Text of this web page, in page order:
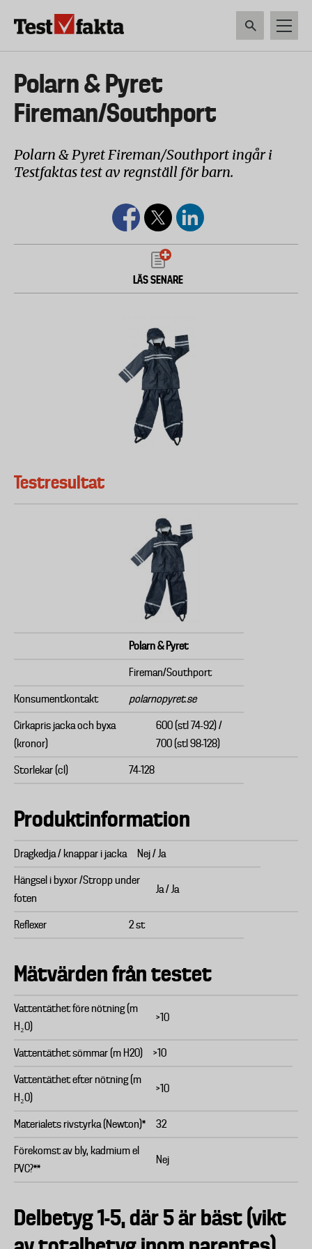
Huvudmeny
ny
Polarn & Pyret
Fireman/Southport
Polarn & Pyret Fireman/Southport ingår i
Testfaktas test av regnställ för barn.
LÄS SENARE
Testresultat
Polarn & Pyret
Fireman/Southport
Konsumentkontakt polarnopyret.se
Cirkapris jacka och byxa
(kronor)
600 (stl 74-92) /
700 (stl 98-128)
Storlekar (cl) 74-128
Produktinformation
Dragkedja / knappar i jacka Nej / Ja
Hängsel i byxor /Stropp under
foten
Ja / Ja
Reflexer 2 st
Mätvärden från testet
Vattentäthet före nötning (m
H₂O)
>10
Vattentäthet sömmar (m H2O) >10
Vattentäthet efter nötning (m
H₂O)
>10
Materialets rivstyrka (Newton)* 32
Förekomst av bly, kadmium el
PVC?**
Nej
Delbetyg 1-5, där 5 är bäst (vikt